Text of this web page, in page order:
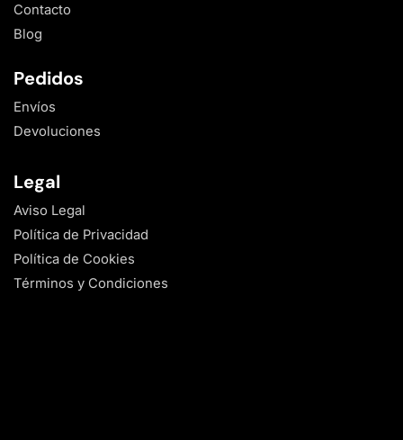
Contacto
Blog
Pedidos
Envíos
Devoluciones
Legal
Aviso Legal
Política de Privacidad
Política de Cookies
Términos y Condiciones